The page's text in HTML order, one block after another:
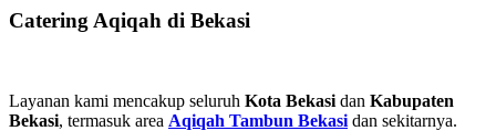
Catering Aqiqah di Bekasi
Layanan kami mencakup seluruh Kota Bekasi dan Kabupaten
Bekasi, termasuk area Aqiqah Tambun Bekasi dan sekitarnya.